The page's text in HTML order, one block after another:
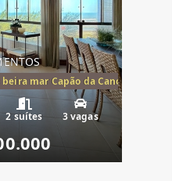
mar Capão da Canoa,
2 suítes 3 vagas